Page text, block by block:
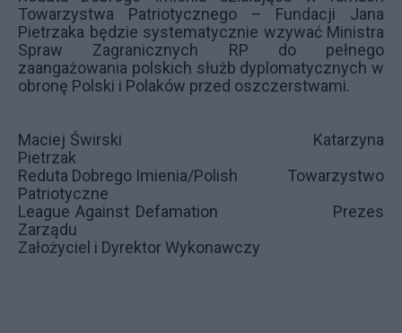
Towarzystwa Patriotycznego – Fundacji Jana
Pietrzaka będzie systematycznie wzywać Ministra
Spraw Zagranicznych RP do pełnego
zaangażowania polskich służb dyplomatycznych w
obronę Polski i Polaków przed oszczerstwami.
Maciej Świrski Katarzyna
Pietrzak
Reduta Dobrego Imienia/Polish Towarzystwo
Patriotyczne
League Against Defamation Prezes
Zarządu
Założyciel i Dyrektor Wykonawczy